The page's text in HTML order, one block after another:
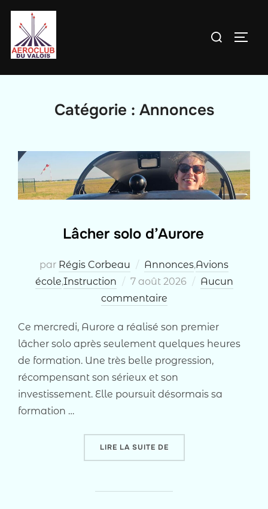
contenu
Rechercher :
Catégorie : Annonces
Lâcher solo d’Aurore
par Régis Corbeau Annonces,Avions
école,Instruction
Publié
le
7 août 2026
Aucun
commentaire
Ce mercredi, Aurore a réalisé son premier
lâcher solo après seulement quelques heures
de formation. Une très belle progression,
récompensant son sérieux et son
investissement. Elle poursuit désormais sa
formation …
LIRE LA SUITE DE« LÂCHER SOLO